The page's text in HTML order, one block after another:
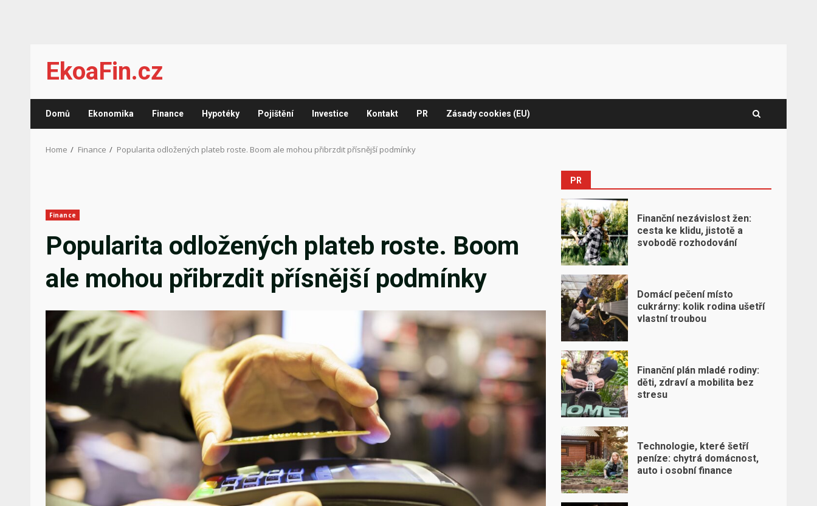
content
EkoaFin.cz
Domů Ekonomika Finance Hypotéky Pojištění Investice Kontakt PR Zásady cookies (EU)
Home Finance Popularita odložených plateb roste. Boom ale mohou přibrzdit přísnější podmínky
Finance
Popularita odložených plateb roste. Boom
ale mohou přibrzdit přísnější podmínky
PR
Finanční nezávislost žen:
cesta ke klidu, jistotě a
svobodě rozhodování
Domácí pečení místo
cukrárny: kolik rodina ušetří
vlastní troubou
Finanční plán mladé rodiny:
děti, zdraví a mobilita bez
stresu
Technologie, které šetří
peníze: chytrá domácnost,
auto i osobní finance